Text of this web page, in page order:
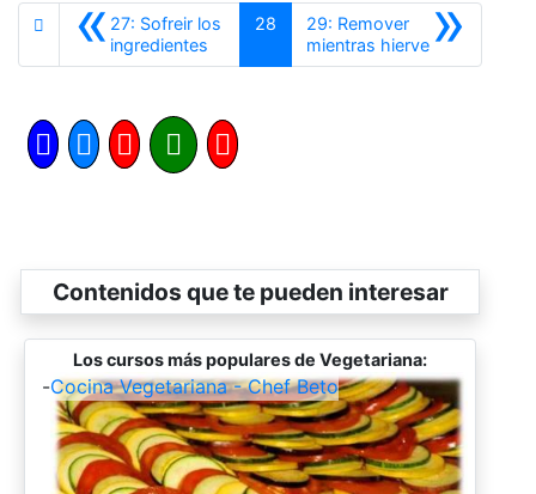
«27: Sofreir los
ingredientes
28 »
29: Remover
mientras hierveSiguiente
Contenidos que te pueden interesar
Los cursos más populares de Vegetariana:
-Cocina Vegetariana - Chef Beto